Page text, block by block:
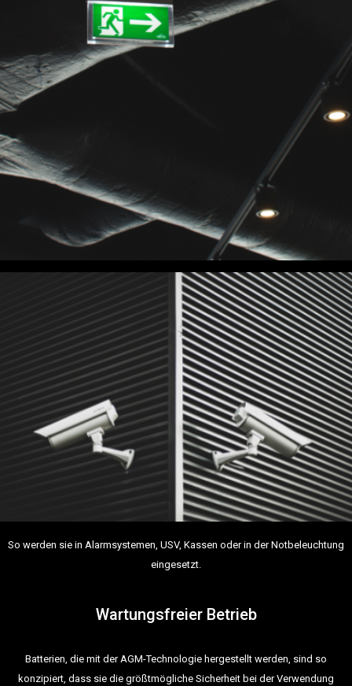
So werden sie in Alarmsystemen, USV, Kassen oder in der Notbeleuchtung
eingesetzt.
Wartungsfreier Betrieb
Batterien, die mit der AGM-Technologie hergestellt werden, sind so
konzipiert, dass sie die größtmögliche Sicherheit bei der Verwendung